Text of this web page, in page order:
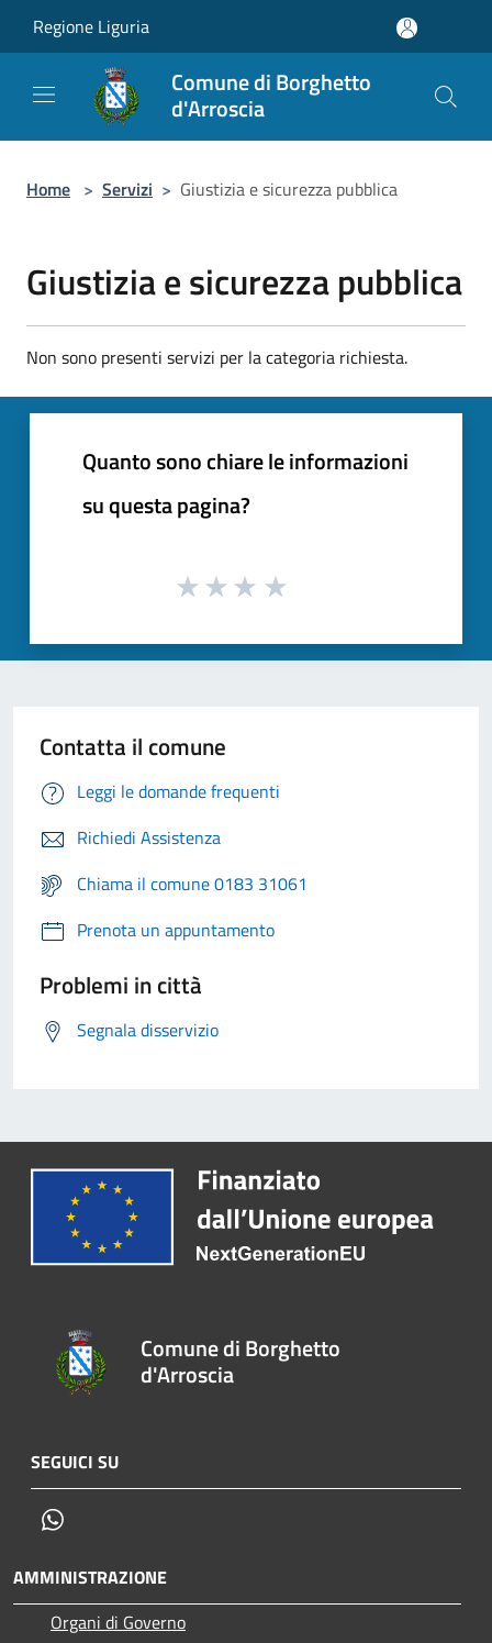
Regione Liguria
Comune di Borghetto
d'Arroscia
Home > Servizi > Giustizia e sicurezza pubblica
Giustizia e sicurezza pubblica
Non sono presenti servizi per la categoria richiesta.
Quanto sono chiare le informazioni
su questa pagina?
Contatta il comune
Leggi le domande frequenti
Richiedi Assistenza
Chiama il comune 0183 31061
Prenota un appuntamento
Problemi in città
Segnala disservizio
Comune di Borghetto
d'Arroscia
SEGUICI SU
AMMINISTRAZIONE
Organi di Governo